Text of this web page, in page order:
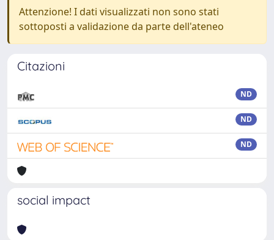
Attenzione! I dati visualizzati non sono stati
sottoposti a validazione da parte dell'ateneo
Citazioni
ND
ND
ND
social impact